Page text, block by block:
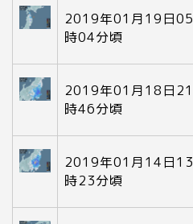
2019年01月19日05
時04分頃
2019年01月18日21
時46分頃
2019年01月14日13
時23分頃